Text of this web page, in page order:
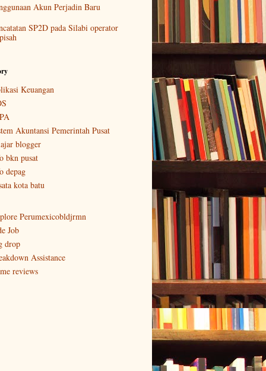
Akun Perjadin Baru
SP2D pada Silabi operator
Keuangan
Akuntansi Pemerintah Pusat
blogger
bkn pusat
depag
kota batu
Perumexicobldjrmn
Job
drop
Assistance
reviews